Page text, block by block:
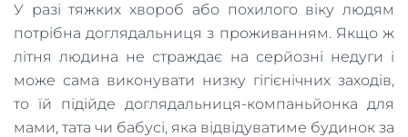
У разі тяжких хвороб або похилого віку людям
потрібна доглядальниця з проживанням. Якщо ж
літня людина не страждає на серйозні недуги і
може сама виконувати низку гігієнічних заходів,
то їй підійде доглядальниця-компаньйонка для
мами, тата чи бабусі, яка відвідуватиме будинок за